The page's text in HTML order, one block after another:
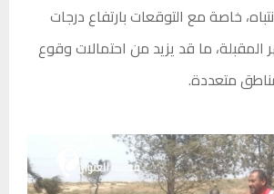
خاصة مع التوقعات بارتفاع درجات
المقبلة، ما قد يزيد من احتمالات وقوع
متعددة.